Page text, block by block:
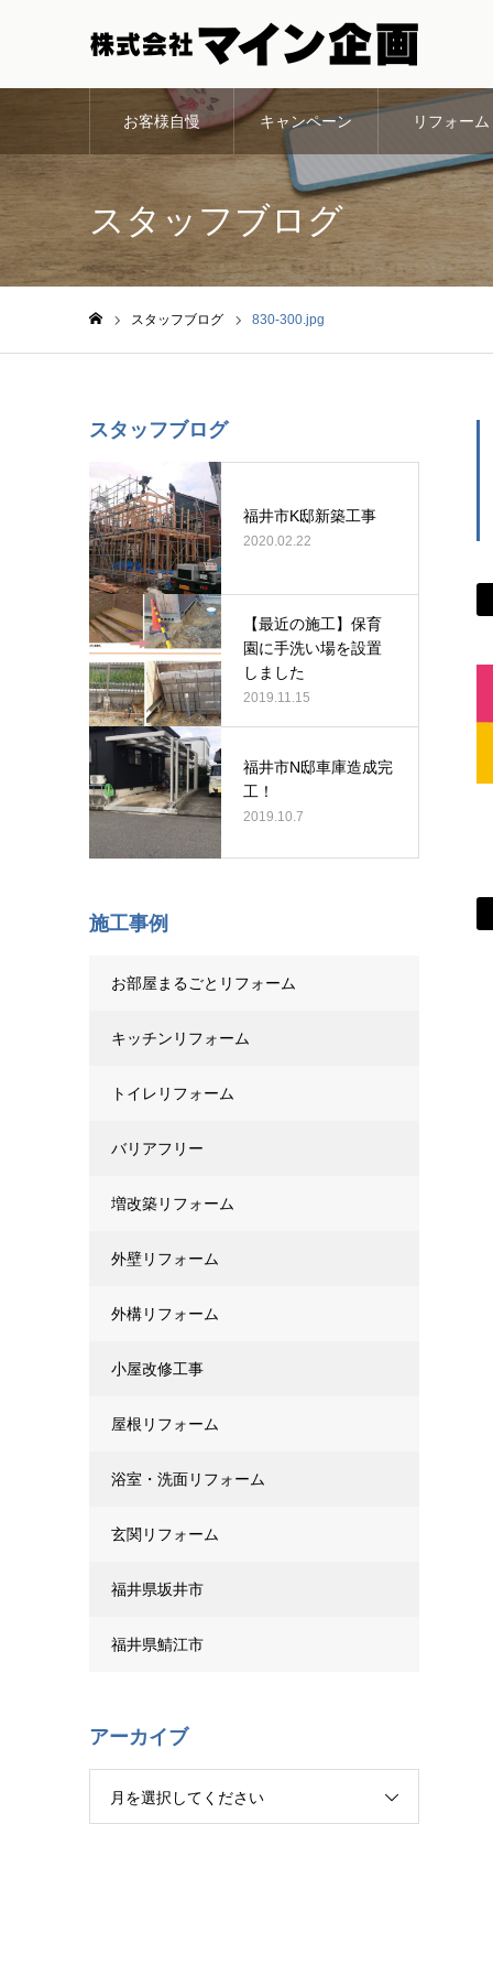
お客様自慢 キャンペーン リフォーム
スタッフブログ
スタッフブログ 830-300.jpg
スタッフブログ
福井市K邸新築工事
2020.02.22
【最近の施工】保育
園に手洗い場を設置
しました
2019.11.15
福井市N邸車庫造成完
工！
2019.10.7
施工事例
お部屋まるごとリフォーム
キッチンリフォーム
トイレリフォーム
バリアフリー
増改築リフォーム
外壁リフォーム
外構リフォーム
小屋改修工事
屋根リフォーム
浴室・洗面リフォーム
玄関リフォーム
福井県坂井市
福井県鯖江市
アーカイブ
月を選択してください